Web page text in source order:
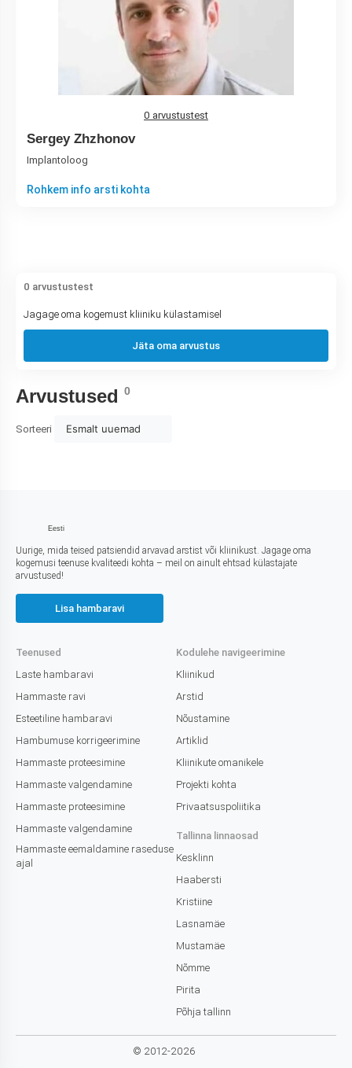
0 arvustustest
Sergey Zhzhonov
Implantoloog
Rohkem info arsti kohta
Arvustused 0
Sorteeri Esmalt uuemad
0 arvustustest
Jagage oma kogemust kliiniku külastamisel
Jäta oma arvustus
Eesti
Uurige, mida teised patsiendid arvavad arstist või kliinikust. Jagage oma
kogemusi teenuse kvaliteedi kohta – meil on ainult ehtsad külastajate
arvustused!
Lisa hambaravi
Teenused
Laste hambaravi
Hammaste ravi
Esteetiline hambaravi
Hambumuse korrigeerimine
Hammaste proteesimine
Hammaste valgendamine
Hammaste proteesimine
Hammaste valgendamine
Hammaste eemaldamine raseduse
ajal
Kodulehe navigeerimine
Kliinikud
Arstid
Nõustamine
Artiklid
Kliinikute omanikele
Projekti kohta
Privaatsuspoliitika
Tallinna linnaosad
Kesklinn
Haabersti
Kristiine
Lasnamäe
Mustamäe
Nõmme
Pirita
Põhja tallinn
© 2012-2026